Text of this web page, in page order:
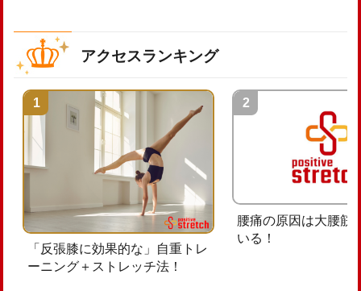
アクセスランキング
「反張膝に効果的な」自重トレ
ーニング＋ストレッチ法！
腰痛の原因は大腰筋
いる！